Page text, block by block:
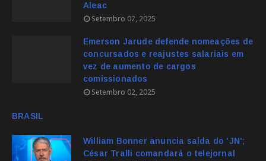
Aleac
Setembro 02, 2025
Emerson Jarude defende nomeações de
concursados e reajustes salariais em
vez de aumento de cargos
comissionados
Setembro 02, 2025
BRASIL
William Bonner anuncia saída do 'JN';
César Tralli comandará o telejornal